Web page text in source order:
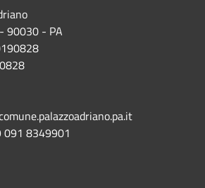
90030 - PA
091 8349901